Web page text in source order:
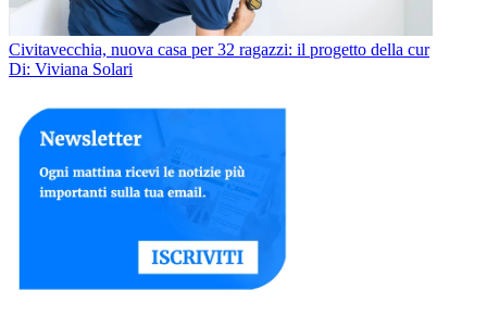
Civitavecchia, nuova casa per 32 ragazzi: il progetto della cur
Di: Viviana Solari